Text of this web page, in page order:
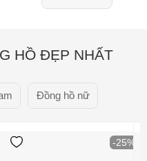
HỒ ĐẸP NHẤT
Đồng hồ nữ
-25%